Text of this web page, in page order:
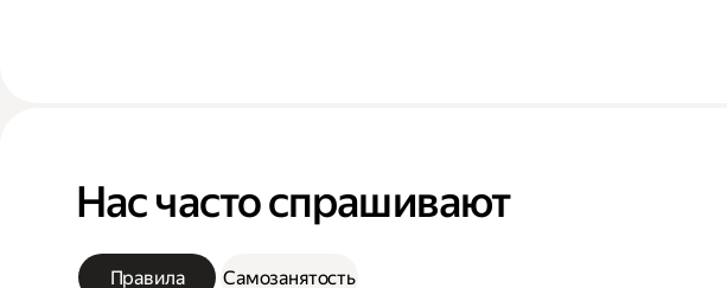
Нас часто спрашивают
Правила Самозанятость